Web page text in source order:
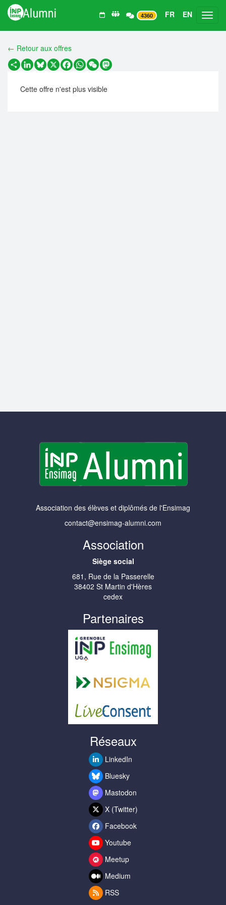
4360 FR EN
← Retour aux offres
PartagerLinkedIn
Bluesky
X Facebook
WhatsApp
WeChatMastodon
Cette offre n'est plus visible
Association des élèves et diplômés de l'Ensimag
contact@ensimag-alumni.com
Association
Siège social
681, Rue de la Passerelle
38402 St Martin d'Hères
cedex
Partenaires
Réseaux
LinkedIn
Bluesky
Mastodon
X (Twitter)
Facebook
Youtube
Meetup
Medium
RSS